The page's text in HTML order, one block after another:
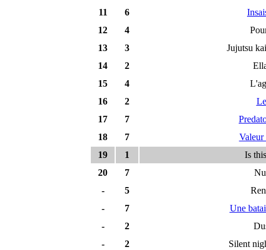
11
6
12
4
13
3
Jujutsu
14
2
15
4
16
2
17
7
18
7
Valeur
19
1
Is
20
7
-
5
-
7
Une
-
2
-
2
Silent